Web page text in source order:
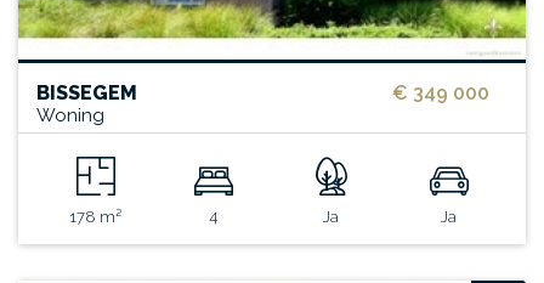
€ 349 000
BISSEGEM
Woning
178 m² 4 Ja Ja